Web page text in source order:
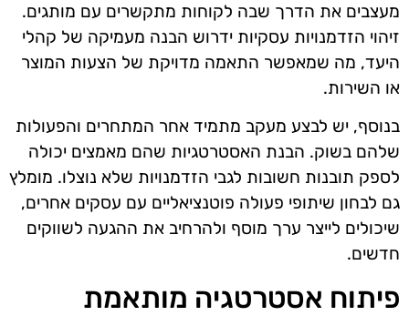
מעצבים את הדרך שבה לקוחות מתקשרים עם מותגים.
זיהוי הזדמנויות עסקיות ידרוש הבנה מעמיקה של קהלי
היעד, מה שמאפשר התאמה מדויקת של הצעות המוצר
או השירות.
בנוסף, יש לבצע מעקב מתמיד אחר המתחרים והפעולות
שלהם בשוק. הבנת האסטרטגיות שהם מאמצים יכולה
לספק תובנות חשובות לגבי הזדמנויות שלא נוצלו. מומלץ
גם לבחון שיתופי פעולה פוטנציאליים עם עסקים אחרים,
שיכולים לייצר ערך מוסף ולהרחיב את ההגעה לשווקים
חדשים.
פיתוח אסטרטגיה מותאמת